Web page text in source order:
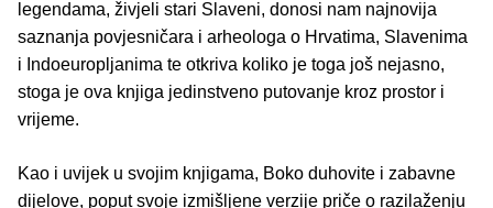
legendama, živjeli stari Slaveni, donosi nam najnovija
saznanja povjesničara i arheologa o Hrvatima, Slavenima
i Indoeuropljanima te otkriva koliko je toga još nejasno,
stoga je ova knjiga jedinstveno putovanje kroz prostor i
vrijeme.
Kao i uvijek u svojim knjigama, Boko duhovite i zabavne
dijelove, poput svoje izmišljene verzije priče o razilaženju